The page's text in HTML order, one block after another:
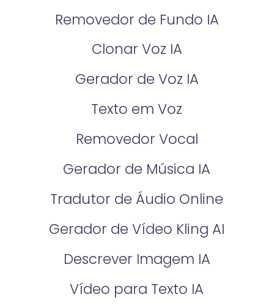
Removedor de Fundo IA
Clonar Voz IA
Gerador de Voz IA
Texto em Voz
Removedor Vocal
Gerador de Música IA
Tradutor de Áudio Online
Gerador de Vídeo Kling AI
Descrever Imagem IA
Vídeo para Texto IA